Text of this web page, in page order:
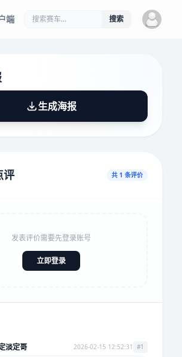
端 搜索
生成海报
评 共 1 条评价
发表评价需要先登录账号
立即登录
淡定哥 2026-02-15 12:52:31 #1